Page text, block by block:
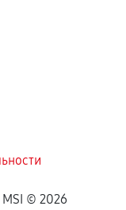
MSI © 2026